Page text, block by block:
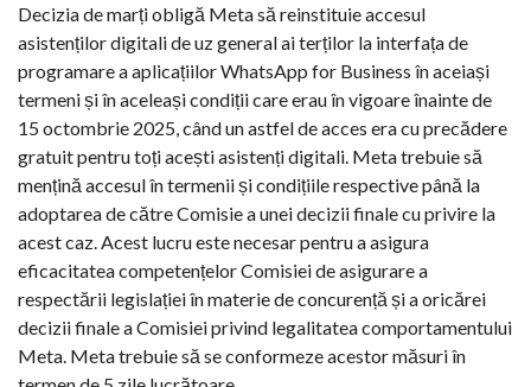
Decizia de marți obligă Meta să reinstituie accesul
asistenților digitali de uz general ai terților la interfața de
programare a aplicațiilor WhatsApp for Business în aceiași
termeni și în aceleași condiții care erau în vigoare înainte de
15 octombrie 2025, când un astfel de acces era cu precădere
gratuit pentru toți acești asistenți digitali. Meta trebuie să
mențină accesul în termenii și condițiile respective până la
adoptarea de către Comisie a unei decizii finale cu privire la
acest caz. Acest lucru este necesar pentru a asigura
eficacitatea competențelor Comisiei de asigurare a
respectării legislației în materie de concurență și a oricărei
decizii finale a Comisiei privind legalitatea comportamentului
Meta. Meta trebuie să se conformeze acestor măsuri în